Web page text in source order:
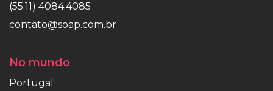
(55.11) 4084.4085
contato@soap.com.br
No mundo
Portugal